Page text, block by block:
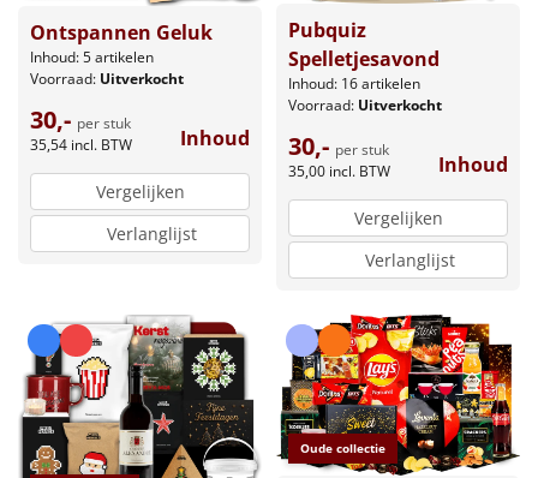
Ontspannen Geluk
Inhoud: 5 artikelen
Voorraad: Uitverkocht
30,- per stuk
35,54 incl. BTW Inhoud
Vergelijken
Verlanglijst
Pubquiz
Spelletjesavond
Inhoud: 16 artikelen
Voorraad: Uitverkocht
30,- per stuk
35,00 incl. BTW Inhoud
Vergelijken
Verlanglijst
Oude collectie